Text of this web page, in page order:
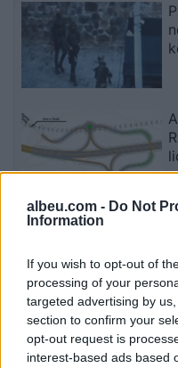
albeu.com - Do Not
Information
If you wish to opt-out of
processing of your
targeted advertising by
section to confirm your
opt-out request is
interest-based ads based